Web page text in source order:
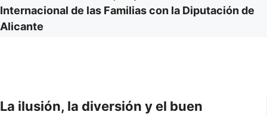
Internacional de las Familias con la Diputación de
Alicante
La ilusión, la diversión y el buen